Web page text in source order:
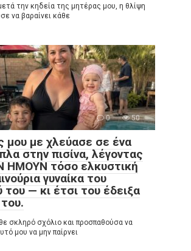
την κηδεία της μητέρας μου, η θλίψη
να βαραίνει κάθε
0 50
μου με χλεύασε σε ένα
στην πισίνα, λέγοντας
ΗΜΟΥΝ τόσο ελκυστική
γυναίκα του
— κι έτσι του έδειξα
σκληρό σχόλιο και προσπαθούσα να
μου να μην παίρνει